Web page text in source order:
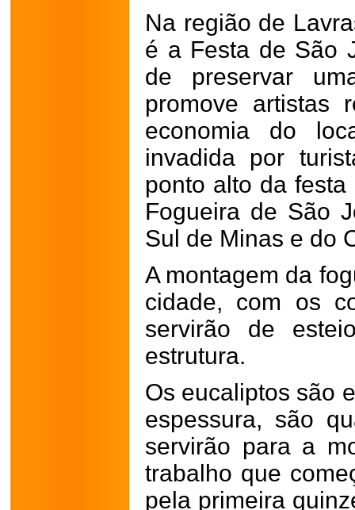
Na região de
é a Festa de São
de preservar
promove artistas
economia do
invadida por
ponto alto da
Fogueira de São
Sul de Minas e do
A montagem da
cidade, com os
servirão de
estrutura.
Os eucaliptos são
espessura, são
servirão para a
trabalho que
pela primeira